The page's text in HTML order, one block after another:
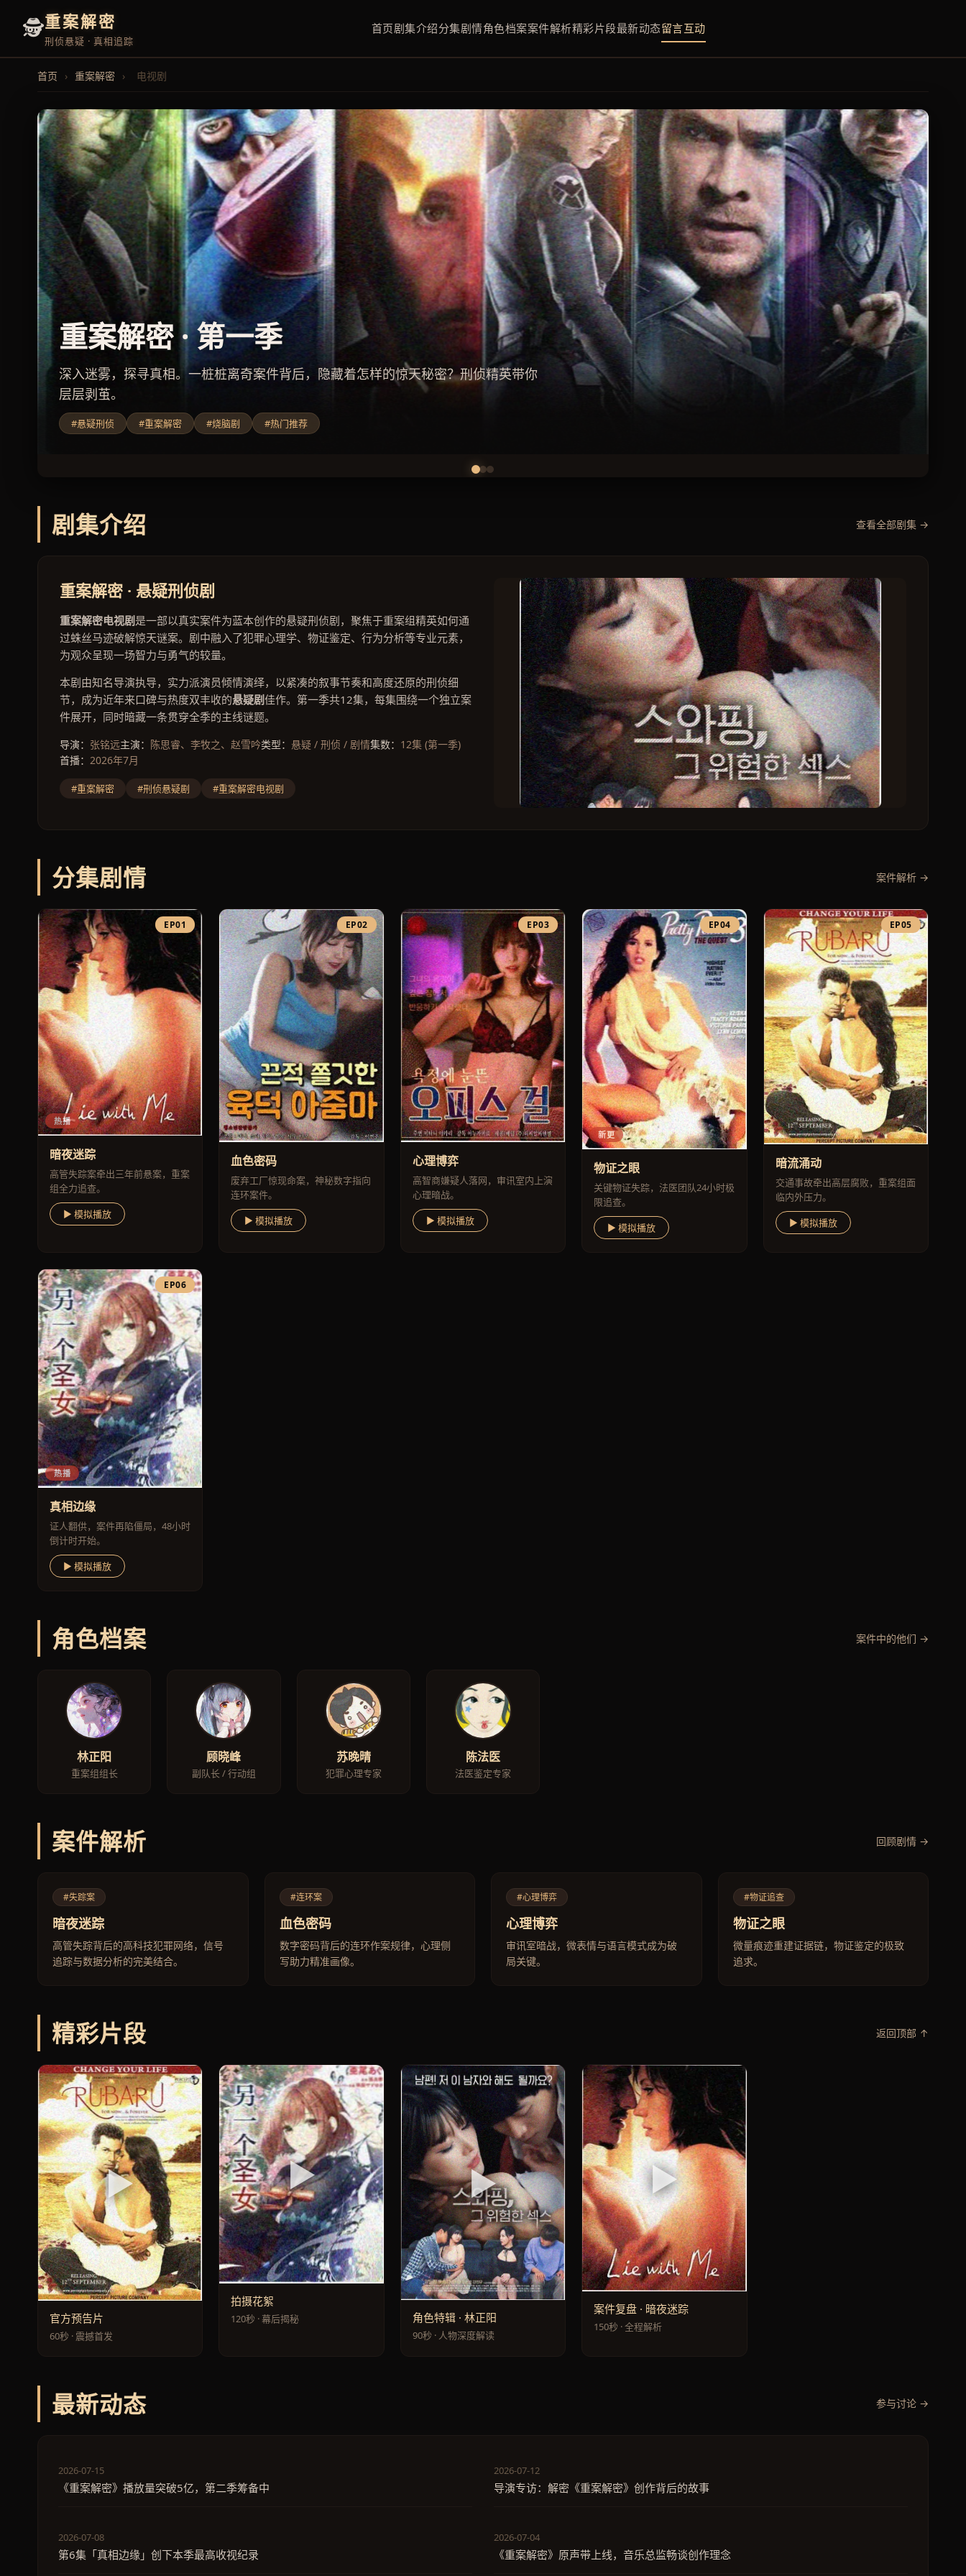
🕵️重案解密
刑侦悬疑 · 真相追踪
首页剧集介绍分集剧情角色档案案件解析精彩片段最新动态留言互动
首页 › 重案解密 › 电视剧
案件深度解析
从犯罪心理学到物证技术，全方位拆解重案背后的逻辑链条，还原真相现场。
#案件解析 #犯罪心理 #重案解密电视剧 #刑侦技术
剧集介绍 查看全部剧集 →
重案解密 · 悬疑刑侦剧
重案解密电视剧 是一部以真实案件为蓝本创作的悬疑刑侦剧，聚焦于重案组精英如何通
过蛛丝马迹破解惊天谜案。剧中融入了犯罪心理学、物证鉴定、行为分析等专业元素，
为观众呈现一场智力与勇气的较量。
本剧由知名导演执导，实力派演员倾情演绎，以紧凑的叙事节奏和高度还原的刑侦细
节，成为近年来口碑与热度双丰收的悬疑剧佳作。第一季共12集，每集围绕一个独立案
件展开，同时暗藏一条贯穿全季的主线谜题。
导演： 张铭远主演： 陈思睿、李牧之、赵雪吟类型： 悬疑 / 刑侦 / 剧情集数： 12集 (第一季)
首播： 2026年7月
#重案解密 #刑侦悬疑剧 #重案解密电视剧
分集剧情 案件解析 →
EP01
热播
暗夜迷踪
高管失踪案牵出三年前悬案，重案
组全力追查。
▶ 模拟播放
EP02
血色密码
废弃工厂惊现命案，神秘数字指向
连环案件。
▶ 模拟播放
EP03
心理博弈
高智商嫌疑人落网，审讯室内上演
心理暗战。
▶ 模拟播放
EP04
新更
物证之眼
关键物证失踪，法医团队24小时极
限追查。
▶ 模拟播放
EP05
暗流涌动
交通事故牵出高层腐败，重案组面
临内外压力。
▶ 模拟播放
EP06
热播
真相边缘
证人翻供，案件再陷僵局，48小时
倒计时开始。
▶ 模拟播放
角色档案 案件中的他们 →
林正阳
重案组组长
顾晓峰
副队长 / 行动组
苏晚晴
犯罪心理专家
陈法医
法医鉴定专家
案件解析 回顾剧情 →
#失踪案
暗夜迷踪
高管失踪背后的高科技犯罪网络，信号
追踪与数据分析的完美结合。
#连环案
血色密码
数字密码背后的连环作案规律，心理侧
写助力精准画像。
#心理博弈
心理博弈
审讯室暗战，微表情与语言模式成为破
局关键。
#物证追查
物证之眼
微量痕迹重建证据链，物证鉴定的极致
追求。
精彩片段 返回顶部 ↑
▶
官方预告片
60秒 · 震撼首发
▶
拍摄花絮
120秒 · 幕后揭秘
▶
角色特辑 · 林正阳
90秒 · 人物深度解读
▶
案件复盘 · 暗夜迷踪
150秒 · 全程解析
最新动态 参与讨论 →
2026-07-15
《重案解密》播放量突破5亿，第二季筹备中
2026-07-12
导演专访：解密《重案解密》创作背后的故事
2026-07-08
第6集「真相边缘」创下本季最高收视纪录
2026-07-04
《重案解密》原声带上线，音乐总监畅谈创作理念